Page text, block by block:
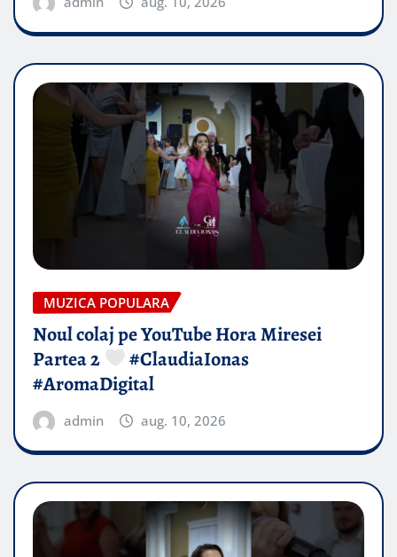
MUZICA POPULARA
Noul colaj pe YouTube Hora Miresei
Partea 2
#ClaudiaIonas
#AromaDigital
admin aug. 10, 2026